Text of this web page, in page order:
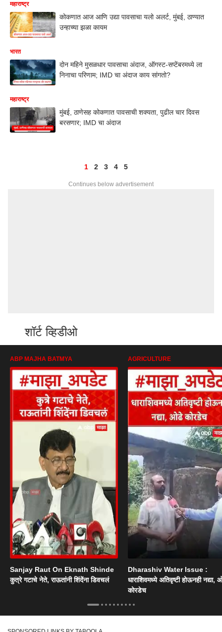
महाराष्ट्र
कोकणात आज आणि उद्या पावसाचा यलो अलर्ट, मुंबई, ठाण्यात
उन्हाच्या झळा कायम
भारत
दोन महिने मुसळधार पावसाचा अंदाज, ऑगस्ट-सप्टेंबरमध्ये ला
निनाचा परिणाम; IMD चा अंदाज काय सांगतो?
महाराष्ट्र
मुंबई, ठाणेसह कोकणात पावसाची शक्यता, पुढील चार दिवस
बरसणार; IMD चा अंदाज
1 2 3 4 5
Continues below advertisement
शॉर्ट व्हिडीओ
ABP MAJHA BATMYA
Sanjay Raut On Eknath Shinde
कुत्रे गटाचे नेते, राऊतांनी शिंदेंना डिवचलं
AGRICULTURE
Dharashiv Water Issue :
धाराशिवमध्ये अतिवृष्टी होऊनही नद्या,
कोरडेच